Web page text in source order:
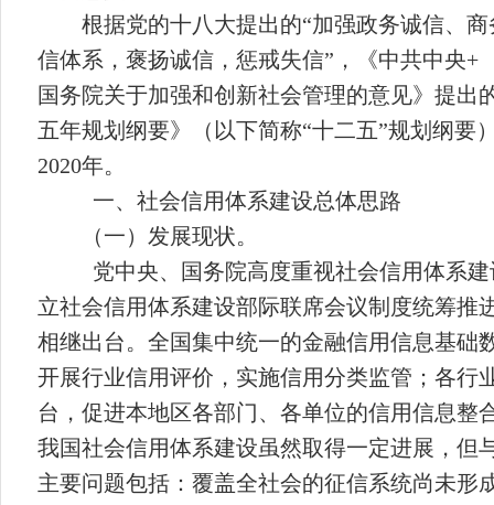
根据党的十八大提出的“加强政务诚信、
信体系，褒扬诚信，惩戒失信”，《中共中央+
国务院关于加强和创新社会管理的意见》提出
五年规划纲要》（以下简称“十二五”规划纲要
2020年。
一、社会信用体系建设总体思路
（一）发展现状。
党中央、国务院高度重视社会信用体系
立社会信用体系建设部际联席会议制度统筹
相继出台。全国集中统一的金融信用信息基础
开展行业信用评价，实施信用分类监管；各行
台，促进本地区各部门、各单位的信用信息
我国社会信用体系建设虽然取得一定进展，但
主要问题包括：覆盖全社会的征信系统尚未